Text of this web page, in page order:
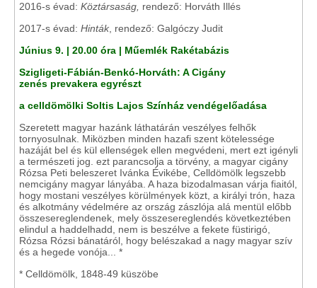
2016-s évad: Köztársaság, rendező: Horváth Illés
2017-s évad: Hinták, rendező: Galgóczy Judit
Június 9. | 20.00 óra | Műemlék Rakétabázis
Szigligeti-Fábián-Benkó-Horváth: A Cigány
zenés prevakera egyrészt
a celldömölki Soltis Lajos Színház vendégelőadása
Szeretett magyar hazánk láthatárán veszélyes felhők
tornyosulnak. Miközben minden hazafi szent kötelessége
hazáját bel és kül ellenségek ellen megvédeni, mert ezt igényli
a természeti jog. ezt parancsolja a törvény, a magyar cigány
Rózsa Peti beleszeret Ivánka Évikébe, Celldömölk legszebb
nemcigány magyar lányába. A haza bizodalmasan várja fiaitól,
hogy mostani veszélyes körülmények közt, a királyi trón, haza
és alkotmány védelmére az ország zászlója alá mentül előbb
összesereglendenek, mely összesereglendés következtében
elindul a haddelhadd, nem is beszélve a fekete füstirigó,
Rózsa Rózsi bánatáról, hogy belészakad a nagy magyar szív
és a hegede vonója... *
* Celldömölk, 1848-49 küszöbe